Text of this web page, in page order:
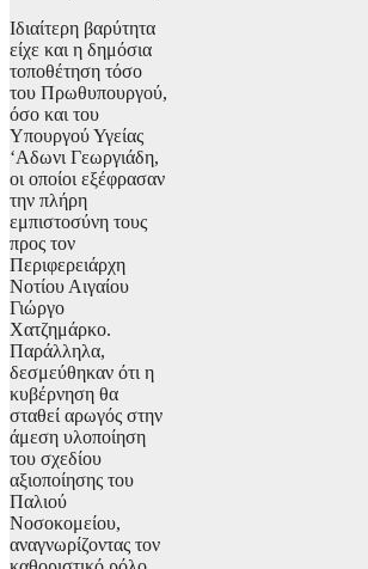
Ιδιαίτερη βαρύτητα
είχε και η δημόσια
τοποθέτηση τόσο
του Πρωθυπουργού,
όσο και του
Υπουργού Υγείας
‘Αδωνι Γεωργιάδη,
οι οποίοι εξέφρασαν
την πλήρη
εμπιστοσύνη τους
προς τον
Περιφερειάρχη
Νοτίου Αιγαίου
Γιώργο
Χατζημάρκο.
Παράλληλα,
δεσμεύθηκαν ότι η
κυβέρνηση θα
σταθεί αρωγός στην
άμεση υλοποίηση
του σχεδίου
αξιοποίησης του
Παλιού
Νοσοκομείου,
αναγνωρίζοντας τον